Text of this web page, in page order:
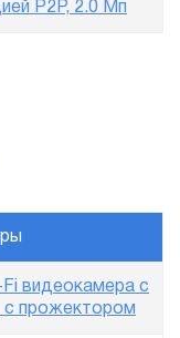
P2P, 2.0 Мп
Fi видеокамера с
с прожектором